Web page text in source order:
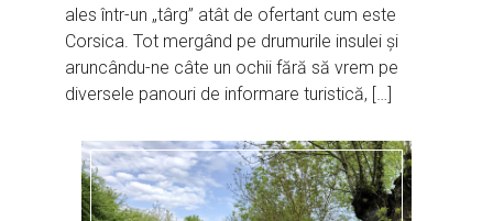
ales într-un „târg” atât de ofertant cum este
Corsica. Tot mergând pe drumurile insulei și
aruncându-ne câte un ochii fără să vrem pe
diversele panouri de informare turistică, […]